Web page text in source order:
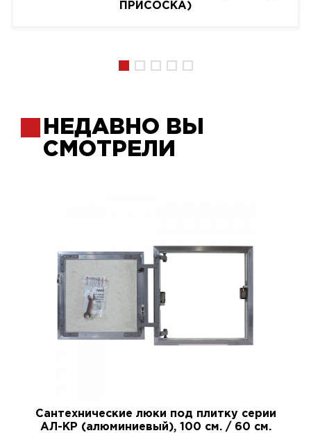
ПРИСОСКА)
НЕДАВНО ВЫ
СМОТРЕЛИ
Сантехнические люки под плитку серии
АЛ-КР (алюминиевый), 100 см. / 60 см.